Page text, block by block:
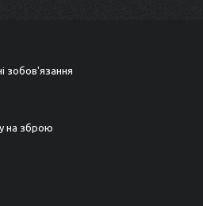
зобов'язання
на зброю